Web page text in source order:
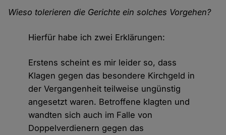
Wieso tolerieren die Gerichte ein solches Vorgehen?
Hierfür habe ich zwei Erklärungen:
Erstens scheint es mir leider so, dass
Klagen gegen das besondere Kirchgeld in
der Vergangenheit teilweise ungünstig
angesetzt waren. Betroffene klagten und
wandten sich auch im Falle von
Doppelverdienern gegen das